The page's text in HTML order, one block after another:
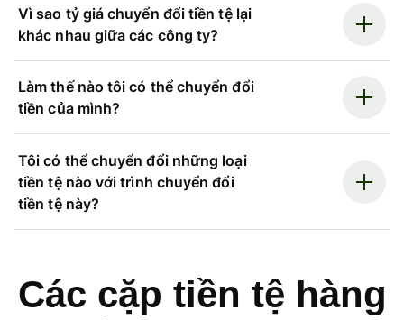
Vì sao tỷ giá chuyển đổi tiền tệ lại
khác nhau giữa các công ty?
Làm thế nào tôi có thể chuyển đổi
tiền của mình?
Tôi có thể chuyển đổi những loại
tiền tệ nào với trình chuyển đổi
tiền tệ này?
Các cặp tiền tệ hàng